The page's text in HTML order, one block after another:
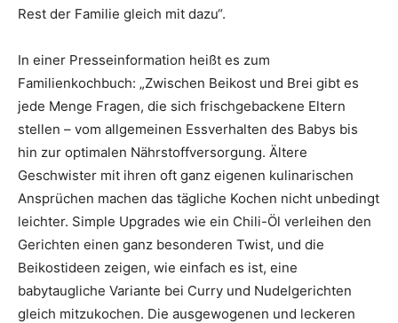
Rest der Familie gleich mit dazu“.
In einer Presseinformation heißt es zum
Familienkochbuch: „Zwischen Beikost und Brei gibt es
jede Menge Fragen, die sich frischgebackene Eltern
stellen – vom allgemeinen Essverhalten des Babys bis
hin zur optimalen Nährstoffversorgung. Ältere
Geschwister mit ihren oft ganz eigenen kulinarischen
Ansprüchen machen das tägliche Kochen nicht unbedingt
leichter. Simple Upgrades wie ein Chili-Öl verleihen den
Gerichten einen ganz besonderen Twist, und die
Beikostideen zeigen, wie einfach es ist, eine
babytaugliche Variante bei Curry und Nudelgerichten
gleich mitzukochen. Die ausgewogenen und leckeren